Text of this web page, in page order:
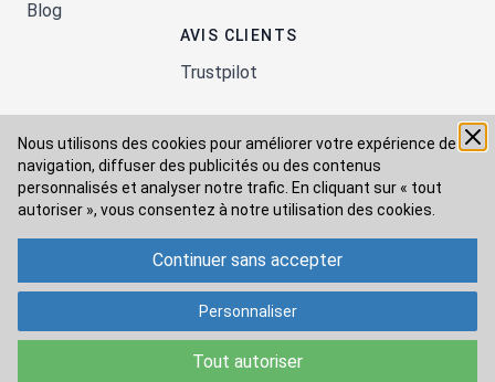
Nous utilisons des cookies pour améliorer votre expérience de
navigation, diffuser des publicités ou des contenus
personnalisés et analyser notre trafic. En cliquant sur « tout
autoriser », vous consentez à notre utilisation des cookies.
Tout autoriser
Continuer sans accepter
Personnaliser
Blog
AVIS CLIENTS
Trustpilot
Moyens de paiement
Modes de livraison